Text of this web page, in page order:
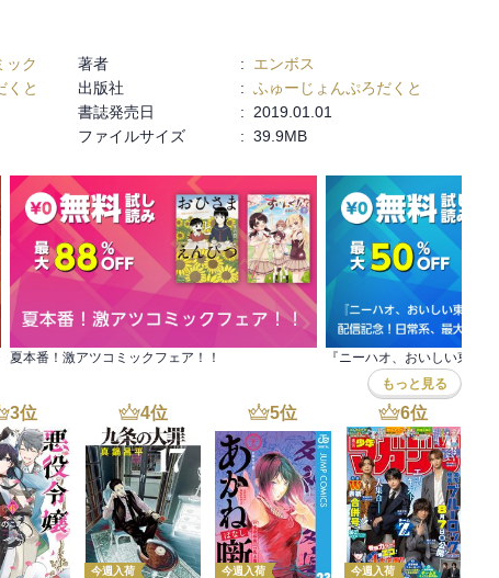
ック 著者 :
エンボス
くと 出版社 : ふゅーじょんぷろだくと
書誌発売日 :
2019.01.01
ファイルサイズ : 39.9MB
夏本番！激アツコミックフェア！！
もっと見る
3位 4位
今週入荷
5位
今週入荷
6位
今週入荷